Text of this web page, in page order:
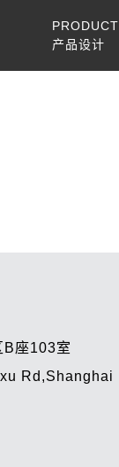
PRODUCT
产品设计
B座103室
Rd,Shanghai